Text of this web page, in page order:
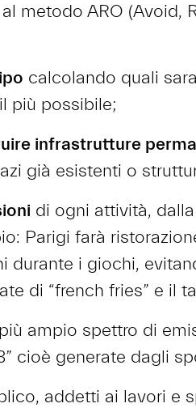
metodo ARO (Avoid,
calcolando quali
più possibile;
infrastrutture
già esistenti o
di ogni attività,
Parigi farà
durante i giochi,
di “french fries” e il
ampio spettro di
cioè generate dagli
addetti ai lavori e